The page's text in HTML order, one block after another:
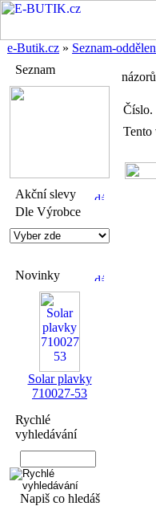
e-Butik.cz » Seznam-
Seznam
Akční slevy
Dle Výrobce
Novinky
Solar plavky
710027-53
Rychlé
vyhledávání
Napiš co hledáš
názorů
Číslo.
Tento